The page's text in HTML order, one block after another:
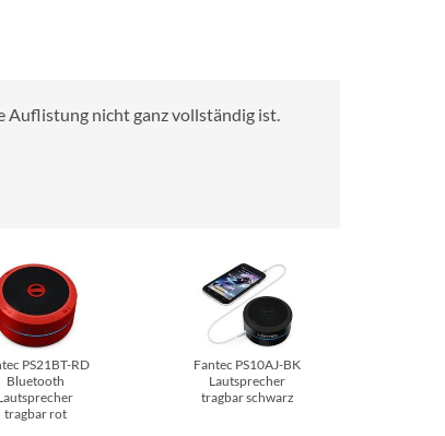
Auflistung nicht ganz vollständig ist.
PS21BT-RD
Bluetooth
tragbar rot
Fantec PS10AJ-BK
Lautsprecher
tragbar schwarz